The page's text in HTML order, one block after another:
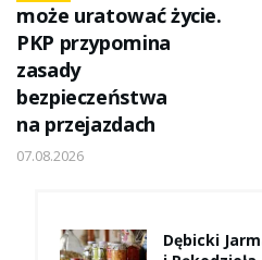
może uratować życie.
PKP przypomina
zasady
bezpieczeństwa
na przejazdach
07.08.2026
Dębicki